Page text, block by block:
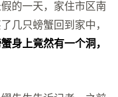
的一天，家住市区南
几只螃蟹回到家中，
身上竟然有一个洞，